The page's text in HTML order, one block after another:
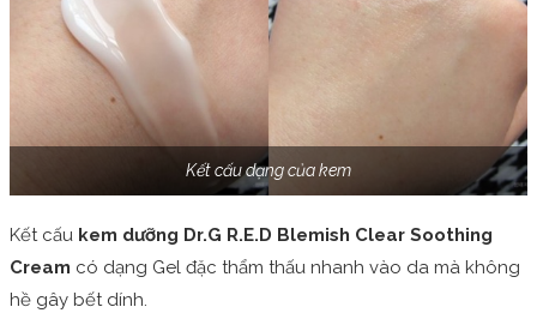
Kết cấu dạng của kem
Kết cấu kem dưỡng Dr.G R.E.D Blemish Clear Soothing
Cream có dạng Gel đặc thẩm thấu nhanh vào da mà không
hề gây bết dính.